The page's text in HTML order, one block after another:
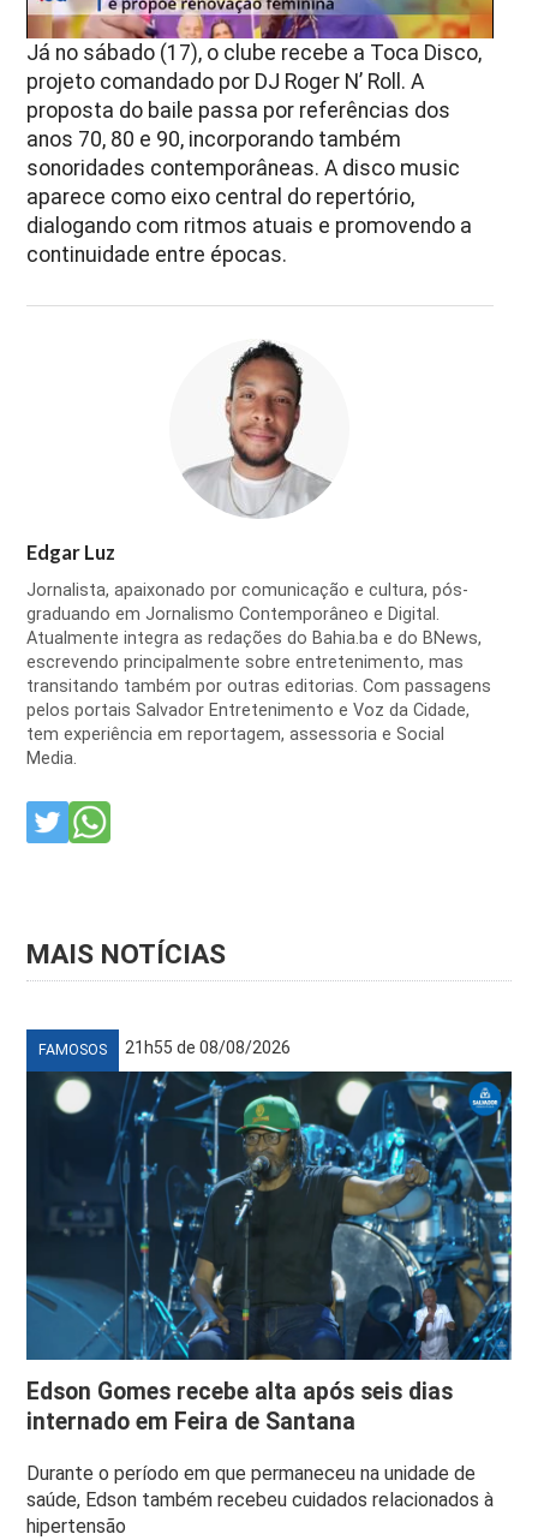
Já no sábado (17), o clube recebe a Toca Disco,
projeto comandado por DJ Roger N’ Roll. A
proposta do baile passa por referências dos
anos 70, 80 e 90, incorporando também
sonoridades contemporâneas. A disco music
aparece como eixo central do repertório,
dialogando com ritmos atuais e promovendo a
continuidade entre épocas.
Edgar Luz
Jornalista, apaixonado por comunicação e cultura, pós-
graduando em Jornalismo Contemporâneo e Digital.
Atualmente integra as redações do Bahia.ba e do BNews,
escrevendo principalmente sobre entretenimento, mas
transitando também por outras editorias. Com passagens
pelos portais Salvador Entretenimento e Voz da Cidade,
tem experiência em reportagem, assessoria e Social
Media.
MAIS NOTÍCIAS
FAMOSOS 21h55 de 08/08/2026
Edson Gomes recebe alta após seis dias
internado em Feira de Santana
Durante o período em que permaneceu na unidade de
saúde, Edson também recebeu cuidados relacionados à
hipertensão